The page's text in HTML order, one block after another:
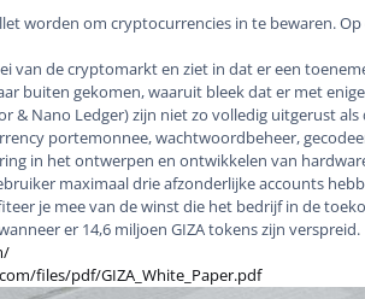
worden om cryptocurrencies in te bewaren.
van de cryptomarkt en ziet in dat er een
buiten gekomen, waaruit bleek dat er met
& Nano Ledger) zijn niet zo volledig uitgerust
portemonnee, wachtwoordbeheer,
in het ontwerpen en ontwikkelen van
maximaal drie afzonderlijke accounts
je mee van de winst die het bedrijf in de
er 14,6 miljoen GIZA tokens zijn verspreid.
files/pdf/GIZA_White_Paper.pdf